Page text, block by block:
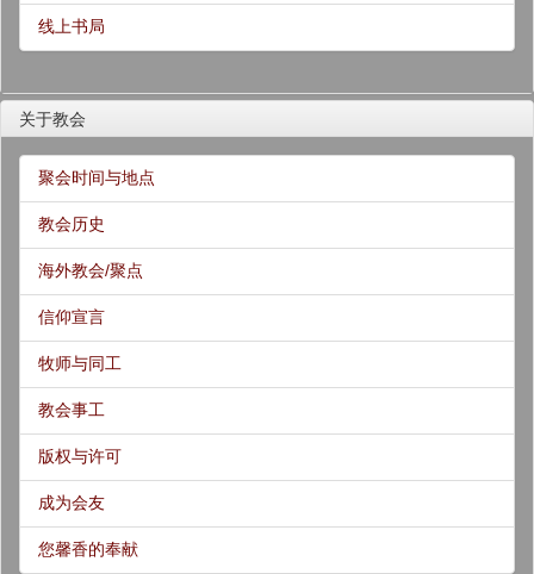
线上书局
关于教会
聚会时间与地点
教会历史
海外教会/聚点
信仰宣言
牧师与同工
教会事工
版权与许可
成为会友
您馨香的奉献